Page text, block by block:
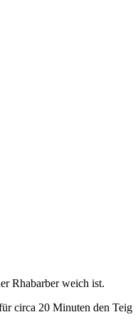
Rhabarber weich ist.
circa 20 Minuten den Teig